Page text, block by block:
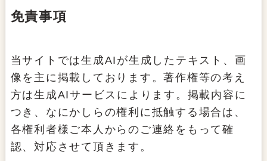
免責事項
当サイトでは生成AIが生成したテキスト、画
像を主に掲載しております。著作権等の考え
方は生成AIサービスによります。掲載内容に
つき、なにかしらの権利に抵触する場合は、
各権利者様ご本人からのご連絡をもって確
認、対応させて頂きます。